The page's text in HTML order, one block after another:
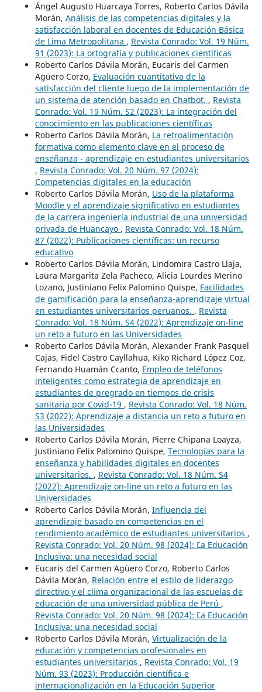
Ángel Augusto Huarcaya Torres, Roberto Carlos Dávila
Morán, Análisis de las competencias digitales y la
satisfacción laboral en docentes de Educación Básica
de Lima Metropolitana , Revista Conrado: Vol. 19 Núm.
91 (2023): La ortografía y publicaciones científicas
Roberto Carlos Dávila Morán, Eucaris del Carmen
Agüero Corzo, Evaluación cuantitativa de la
satisfacción del cliente luego de la implementación de
un sistema de atención basado en Chatbot. , Revista
Conrado: Vol. 19 Núm. S2 (2023): La integración del
conocimiento en las publicaciones científicas
Roberto Carlos Dávila Morán, La retroalimentación
formativa como elemento clave en el proceso de
enseñanza - aprendizaje en estudiantes universitarios
, Revista Conrado: Vol. 20 Núm. 97 (2024):
Competencias digitales en la educación
Roberto Carlos Dávila Morán, Uso de la plataforma
Moodle y el aprendizaje significativo en estudiantes
de la carrera ingeniería industrial de una universidad
privada de Huancayo , Revista Conrado: Vol. 18 Núm.
87 (2022): Publicaciones científicas: un recurso
educativo
Roberto Carlos Dávila Morán, Lindomira Castro Llaja,
Laura Margarita Zela Pacheco, Alicia Lourdes Merino
Lozano, Justiniano Felix Palomino Quispe, Facilidades
de gamificación para la enseñanza-aprendizaje virtual
en estudiantes universitarios peruanos. , Revista
Conrado: Vol. 18 Núm. S4 (2022): Aprendizaje on-line
un reto a futuro en las Universidades
Roberto Carlos Dávila Morán, Alexander Frank Pasquel
Cajas, Fidel Castro Cayllahua, Kiko Richard López Coz,
Fernando Huamán Ccanto, Empleo de teléfonos
inteligentes como estrategia de aprendizaje en
estudiantes de pregrado en tiempos de crisis
sanitaria por Covid-19 , Revista Conrado: Vol. 18 Núm.
S3 (2022): Aprendizaje a distancia un reto a futuro en
las Universidades
Roberto Carlos Dávila Morán, Pierre Chipana Loayza,
Justiniano Felix Palomino Quispe, Tecnologías para la
enseñanza y habilidades digitales en docentes
universitarios. , Revista Conrado: Vol. 18 Núm. S4
(2022): Aprendizaje on-line un reto a futuro en las
Universidades
Roberto Carlos Dávila Morán, Influencia del
aprendizaje basado en competencias en el
rendimiento académico de estudiantes universitarios ,
Revista Conrado: Vol. 20 Núm. 98 (2024): ¨¨La Educación
Inclusiva: una necesidad social
Eucaris del Carmen Agüero Corzo, Roberto Carlos
Dávila Morán, Relación entre el estilo de liderazgo
directivo y el clima organizacional de las escuelas de
educación de una universidad pública de Perú ,
Revista Conrado: Vol. 20 Núm. 98 (2024): ¨¨La Educación
Inclusiva: una necesidad social
Roberto Carlos Dávila Morán, Virtualización de la
educación y competencias profesionales en
estudiantes universitarios , Revista Conrado: Vol. 19
Núm. 93 (2023): Producción científica e
internacionalización en la Educación Superior